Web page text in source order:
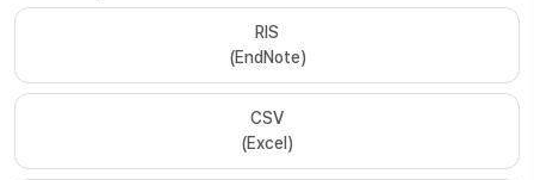
RIS
(EndNote)
CSV
(Excel)